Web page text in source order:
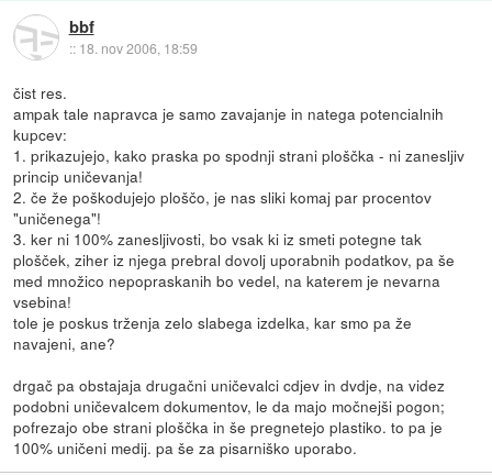
bbf
:: 18. nov 2006, 18:59
čist res.
ampak tale napravca je samo zavajanje in natega potencialnih
kupcev:
1. prikazujejo, kako praska po spodnji strani ploščka - ni zanesljiv
princip uničevanja!
2. če že poškodujejo ploščo, je nas sliki komaj par procentov
"uničenega"!
3. ker ni 100% zanesljivosti, bo vsak ki iz smeti potegne tak
plošček, ziher iz njega prebral dovolj uporabnih podatkov, pa še
med množico nepopraskanih bo vedel, na katerem je nevarna
vsebina!
tole je poskus trženja zelo slabega izdelka, kar smo pa že
navajeni, ane?
drgač pa obstajaja drugačni uničevalci cdjev in dvdje, na videz
podobni uničevalcem dokumentov, le da majo močnejši pogon;
pofrezajo obe strani ploščka in še pregnetejo plastiko. to pa je
100% uničeni medij. pa še za pisarniško uporabo.